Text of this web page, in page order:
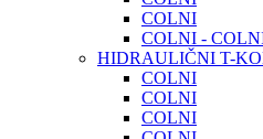
COLNI
COLNI -
HIDRAULIČNI T-
COLNI
COLNI
COLNI